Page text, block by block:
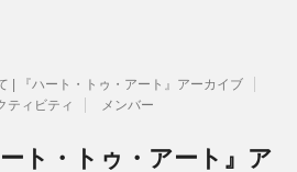
| 『ハート・トゥ・アート』アーカイブ
ティビティ
メンバー
ト・トゥ・アート』ア